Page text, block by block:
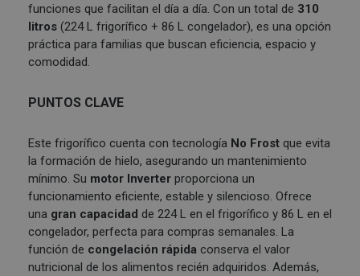
funciones que facilitan el día a día. Con un total de 310
litros (224 L frigorífico + 86 L congelador), es una opción
práctica para familias que buscan eficiencia, espacio y
comodidad.
PUNTOS CLAVE
Este frigorífico cuenta con tecnología No Frost que evita
la formación de hielo, asegurando un mantenimiento
mínimo. Su motor Inverter proporciona un
funcionamiento eficiente, estable y silencioso. Ofrece
una gran capacidad de 224 L en el frigorífico y 86 L en el
congelador, perfecta para compras semanales. La
función de congelación rápida conserva el valor
nutricional de los alimentos recién adquiridos. Además,